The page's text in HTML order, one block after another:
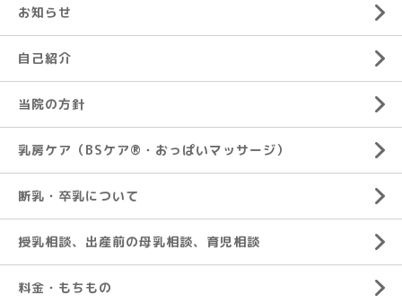
お知らせ
自己紹介
当院の方針
乳房ケア（BSケア®︎・おっぱいマッサージ）
断乳・卒乳について
授乳相談、出産前の母乳相談、育児相談
料金・もちもの